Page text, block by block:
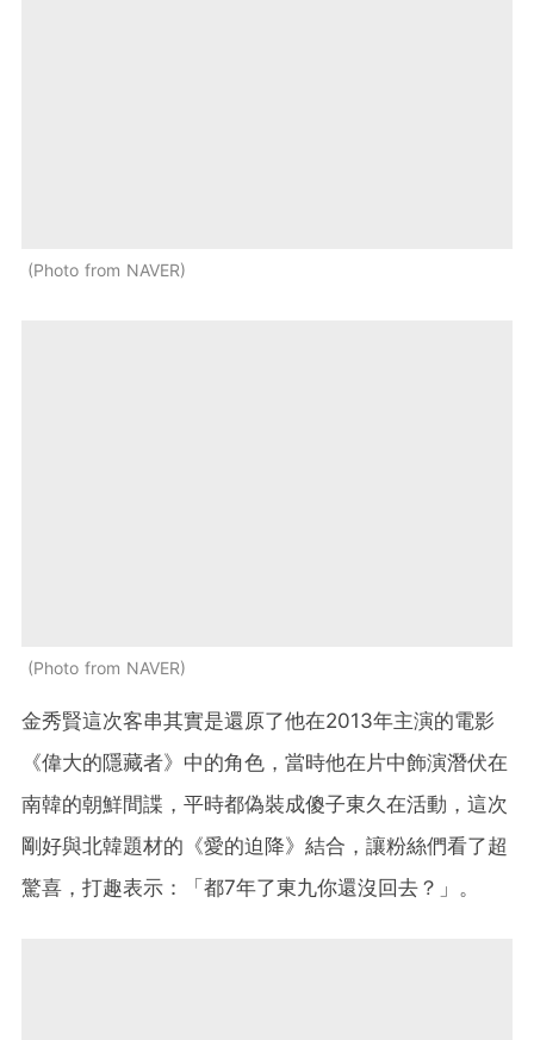
Photo from NAVER
Photo from NAVER
金秀賢這次客串其實是還原了他在2013年主演的電影
《偉大的隱藏者》中的角色，當時他在片中飾演潛伏在
南韓的朝鮮間諜，平時都偽裝成傻子東久在活動，這次
剛好與北韓題材的《愛的迫降》結合，讓粉絲們看了超
驚喜，打趣表示：「都7年了東九你還沒回去？」。